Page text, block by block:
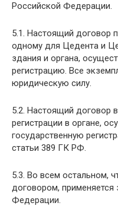
Российской Федерации.
5.1. Настоящий договор
одному для Цедента и
здания и органа,
регистрацию. Все
юридическую силу.
5.2. Настоящий договор
регистрации в органе,
государственную
статьи 389 ГК РФ.
5.3. Во всем остальном,
договором, применяется
Федерации.